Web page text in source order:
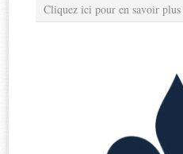
Cliquez ici pour en savoir plus